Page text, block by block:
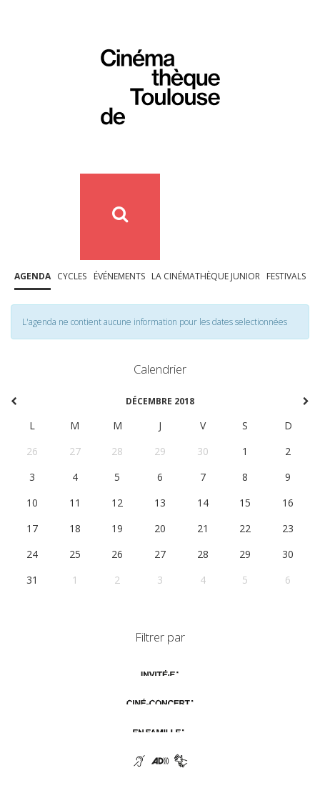
AGENDA CYCLES ÉVÉNEMENTS LA CINÉMATHÈQUE JUNIOR FESTIVALS
L'agenda ne contient aucune information pour les dates selectionnées
Calendrier
DÉCEMBRE 2018
L M M J V S
D
26
27 28 29 30 1
2
3
4 5 6 7 8
9
10
11 12 13 14 15
16
17
18 19 20 21 22
23
24
25 26 27 28 29
30
31
1 2 3 4 5 6
Filtrer par